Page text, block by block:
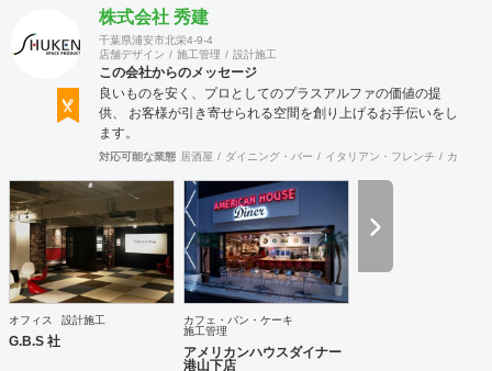
株式会社 秀建
千葉県浦安市北栄4-9-4
店舗デザイン
施工管理 設計施工
この会社からのメッセージ
良いものを安く、プロとしてのプラスアルファの価値の提
供、 お客様が引き寄せられる空間を創り上げるお手伝いをし
ます。
対応可能な業態 居酒屋 ダイニング・バー イタリアン・フレンチ カフェ
オフィス 設計施工
G.B.S 社
カフェ・パン・ケーキ
施工管理
アメリカンハウスダイナー
港山下店